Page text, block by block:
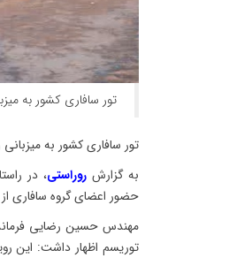
تور سافاری کشور به
تور سافاری کشور به
به گزارشروراستی، در
حضور اعضای گروه سافاری
مهندس حسین رضایی
توریسم اظهار داشت: این